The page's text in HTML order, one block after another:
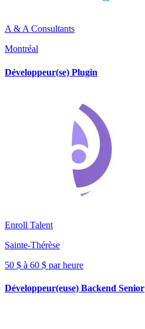
A & A Consultants
Montréal
Développeur(se) Plugin
Enroll Talent
Sainte-Thérèse
50 $ à 60 $ par heure
Développeur(euse) Backend Senior